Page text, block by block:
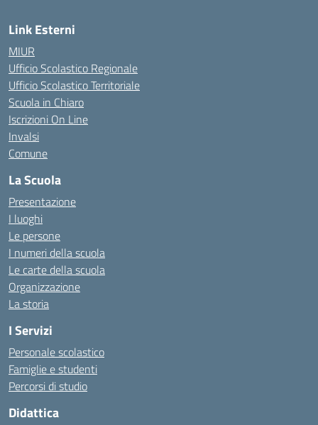
Link Esterni
MIUR
Ufficio Scolastico Regionale
Ufficio Scolastico Territoriale
Scuola in Chiaro
Iscrizioni On Line
Invalsi
Comune
La Scuola
Presentazione
I luoghi
Le persone
I numeri della scuola
Le carte della scuola
Organizzazione
La storia
I Servizi
Personale scolastico
Famiglie e studenti
Percorsi di studio
Didattica